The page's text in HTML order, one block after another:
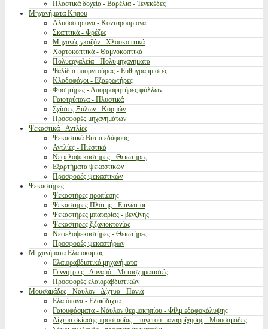
Πλαστικά δοχεία - Βαρέλια - Τενεκέδες
Μηχανήματα Κήπου
Αλυσσοπρίονα - Κονταροπρίονα
Σκαπτικά - Φρέζες
Μηχανές γκαζόν - Χλοοκοπτικά
Χορτοκοπτικά - Θαμνοκοπτικά
Πολυεργαλεία - Πολυμηχανήματα
Ψαλίδια μπορντούρας - Ευθυγραμμιστές
Κλαδοφάγοι - Εξαερωτήρες
Φυσητήρες - Απορροφητήρες φύλλων
Γαιοτρύπανα - Πλυστικά
Σχίστες Ξύλων - Κορμών
Προσφορές μηχανημάτων
Ψεκαστικά - Αντλίες
Ψεκαστικά Βυτία εδάφους
Αντλίες - Πιεστικά
Νεφελοψεκαστήρες - Θειωτήρες
Εξαρτήματα ψεκαστικών
Προσφορές ψεκαστικών
Ψεκαστήρες
Ψεκαστήρες προπίεσης
Ψεκαστήρες Πλάτης - Επινώτιοι
Ψεκαστήρες μπαταρίας - βενζίνης
Ψεκαστήρες ζιζανιοκτονίας
Νεφελοψεκαστήρες - Θειωτήρες
Προσφορές ψεκαστήρων
Μηχανήματα Ελαιοκομίας
Ελαιοραβδιστικά μηχανήματα
Γεννήτριες - Δυναμό - Μετασχηματιστές
Προσφορές ελαιοραβδιστικών
Μουσαμάδες - Νάυλον - Δίχτυα - Πανιά
Ελαιόπανα - Ελαιόδιχτα
Γαιουφάσματα - Νάυλον θερμοκηπίου - Φίλμ εδαφοκάλυψης
Δίχτυα σκίασης-προστασίας - παγετού - αναρρίχησης - Μουσαμάδες